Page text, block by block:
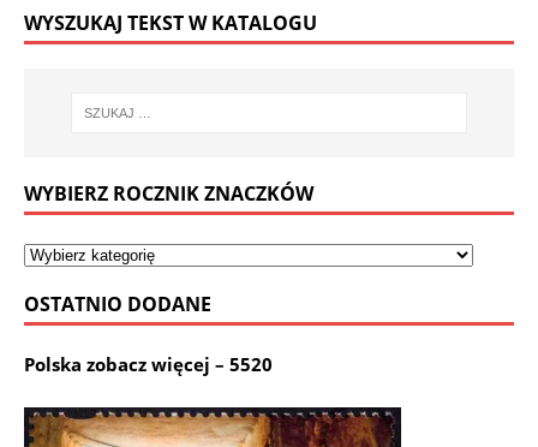
WYSZUKAJ TEKST W KATALOGU
WYBIERZ ROCZNIK ZNACZKÓW
OSTATNIO DODANE
Polska zobacz więcej – 5520